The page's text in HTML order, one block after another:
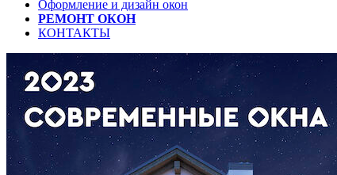
Оформление и дизайн окон
РЕМОНТ ОКОН
КОНТАКТЫ